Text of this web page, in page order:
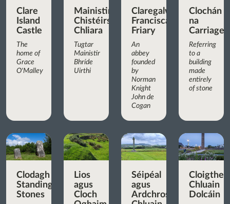
Clare
Island
Castle
The
home of
Grace
O'Malley
Mainistir
Chistéirseach
Chliara
Tugtar
Mainistir
Bhríde
Uirthi
Claregalway
Franciscan
Friary
An
abbey
founded
by
Norman
Knight
John de
Cogan
Clochán
na
Carriage
Referring
to a
building
made
entirely
of stone
Clodagh
Standing
Stones
Lios
agus
Cloch
Séipéal
agus
Ardchros
Chluain
Dolcáin